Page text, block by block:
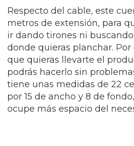
Respecto del cable, este
metros de extensión, para
ir dando tirones ni
donde quieras planchar. Por
que quieras llevarte el
podrás hacerlo sin
tiene unas medidas de 22
por 15 de ancho y 8 de
ocupe más espacio del